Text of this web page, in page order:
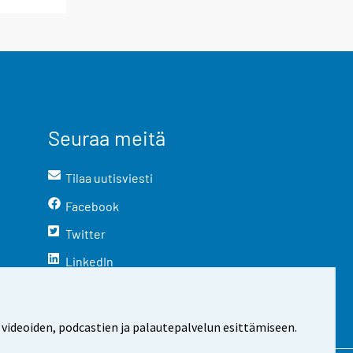
podcastien ja palautepalvelun esittämiseen.
Seuraa meitä
Tilaa uutisviesti
Facebook
Twitter
LinkedIn